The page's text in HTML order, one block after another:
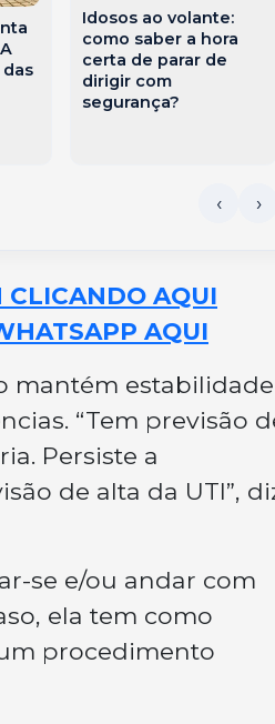
Idosos ao volante:
como saber a hora
certa de parar de
dirigir com
segurança?
CLICANDO AQUI
AQUI
mantém estabilidade
“Tem previsão
Persiste a
de alta da UTI”,
se e/ou andar com
ela tem como
procedimento